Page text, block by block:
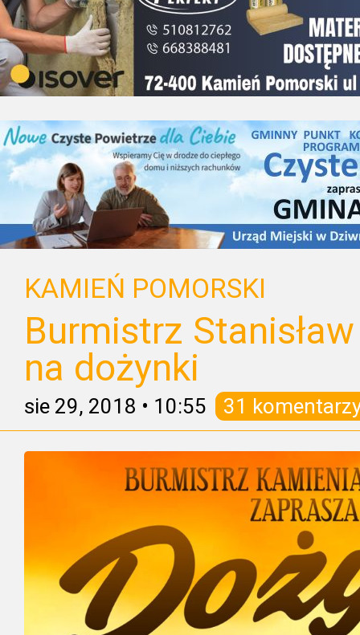
KAMIEŃ POMORSKI
Burmistrz
na dożynki
sie 29, 2018 • 10:55 31